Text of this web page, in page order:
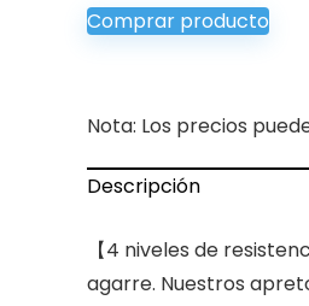
Comprar producto
Nota: Los precios
Descripción
【4 niveles de
agarre. Nuestros